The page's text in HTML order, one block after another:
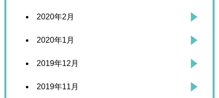
2020年2月
2020年1月
2019年12月
2019年11月